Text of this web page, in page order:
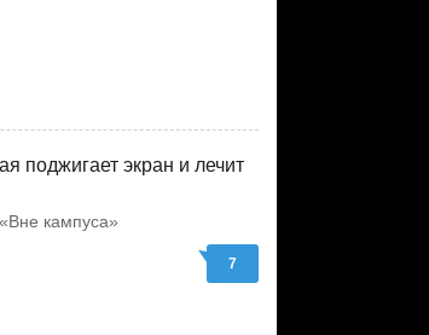
поджигает экран и лечит
кампуса»
7